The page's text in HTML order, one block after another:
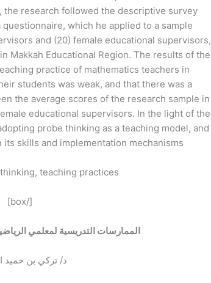
the research followed the descriptive survey
which he applied to a sample
and (20) female educational supervisors,
Makkah Educational Region. The results of the
practice of mathematics teachers in
students was weak, and that there was a
the average scores of the research sample in
educational supervisors. In the light of the
probe thinking as a teaching model, and
skills and implementation mechanisms.
teaching practices.
[/box]
الممارسات التدريسية لمعلمي
د/ تركي بن حميد